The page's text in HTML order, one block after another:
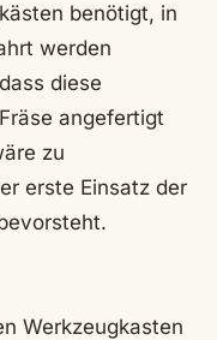
benötigt, in
werden
diese
angefertigt
zu
erste Einsatz der
Werkzeugkasten